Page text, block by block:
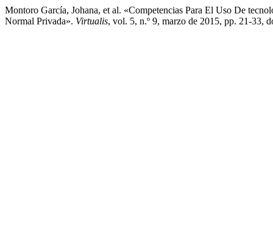
Montoro García, Johana, et al. «Competencias Para El Uso De
Normal Privada». Virtualis, vol. 5, n.º 9, marzo de 2015, pp. 21-33,